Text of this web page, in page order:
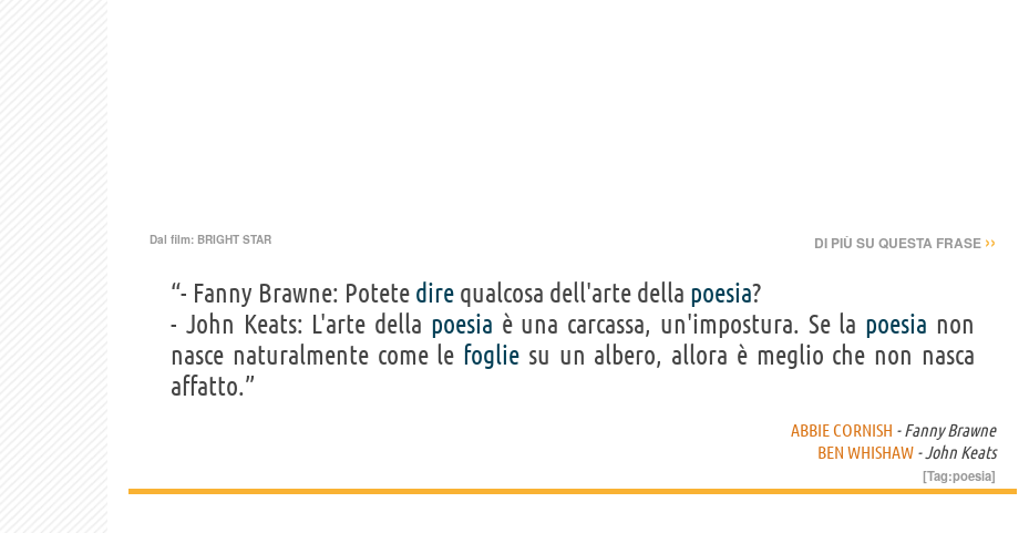
Dal film: BRIGHT STAR DI PIÙ SU QUESTA FRASE ››
“- Fanny Brawne: Potete dire qualcosa dell'arte della poesia?
- John Keats: L'arte della poesia è una carcassa, un'impostura. Se la poesia non
nasce naturalmente come le foglie su un albero, allora è meglio che non nasca
affatto.”
ABBIE CORNISH - Fanny Brawne
BEN WHISHAW - John Keats
[Tag:poesia]